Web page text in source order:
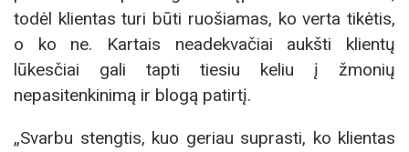
todėl klientas turi būti ruošiamas, ko verta tikėtis,
o ko ne. Kartais neadekvačiai aukšti klientų
lūkesčiai gali tapti tiesiu keliu į žmonių
nepasitenkinimą ir blogą patirtį.
„Svarbu stengtis, kuo geriau suprasti, ko klientas